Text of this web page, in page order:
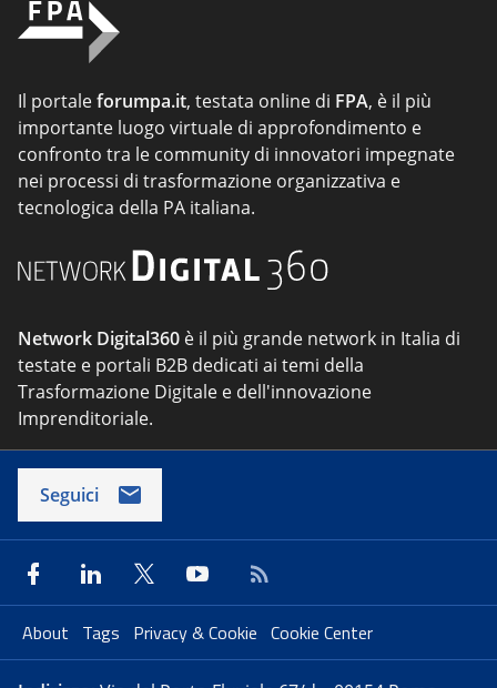
Il portaleforumpa.it, testata online di FPA, è il più
importante luogo virtuale di approfondimento e
confronto tra le community di innovatori impegnate
nei processi di trasformazione organizzativa e
tecnologica della PA italiana.
Network Digital360 è il più grande network in Italia di
testate e portali B2B dedicati ai temi della
Trasformazione Digitale e dell'innovazione
Imprenditoriale.
Seguici
About Tags Privacy & Cookie Cookie Center